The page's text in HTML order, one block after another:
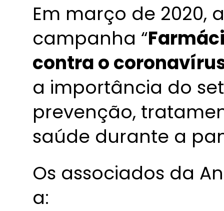
Em março de 2020,
campanha “
contra o
a importância do
prevenção,
saúde durante a
Os associados da
a: